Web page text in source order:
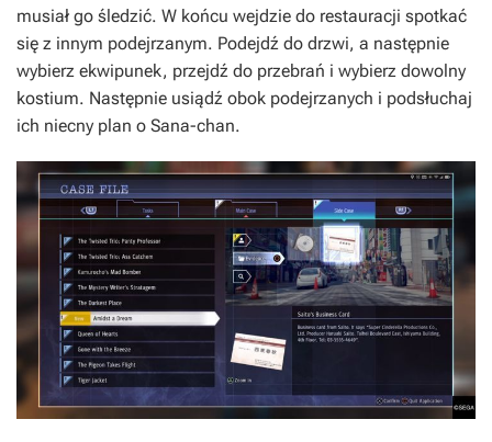
musiał go śledzić. W końcu wejdzie do restauracji spotkać
się z innym podejrzanym. Podejdź do drzwi, a następnie
wybierz ekwipunek, przejdź do przebrań i wybierz dowolny
kostium. Następnie usiądź obok podejrzanych i podsłuchaj
ich niecny plan o Sana-chan.